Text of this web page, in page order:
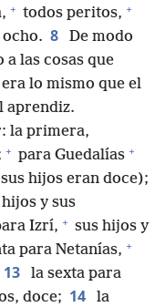
+ todos peritos, +
8
De modo
a las cosas que
lo mismo que el
aprendiz.
la primera,
+ para Guedalías +
hijos eran doce);
y sus
Izrí, + sus hijos y
para Netanías, +
13
la sexta para
doce; 14
la